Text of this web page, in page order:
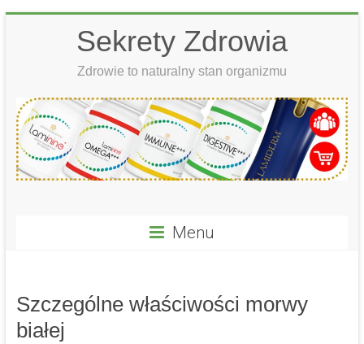
Sekrety Zdrowia
Zdrowie to naturalny stan organizmu
Menu
Szczególne właściwości morwy
białej